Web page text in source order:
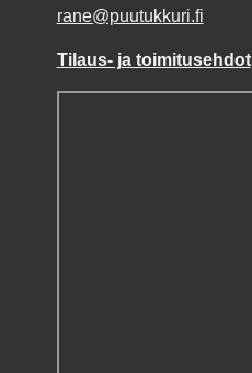
rane@puutukkuri.fi
Tilaus- ja toimitusehdot